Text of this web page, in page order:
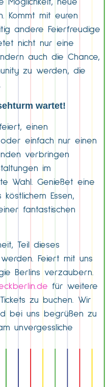
Kommt mit euren
andere Feierfreudige
nicht nur eine
auch die Chance,
zu werden, die
wartet!
einen
einfach nur einen
verbringen
im
Wahl. Genießet eine
Essen,
fantastischen
Teil dieses
Feiert mit uns
Berlins verzaubern.
für weitere
zu buchen. Wir
bei uns begrüßen zu
unvergessliche